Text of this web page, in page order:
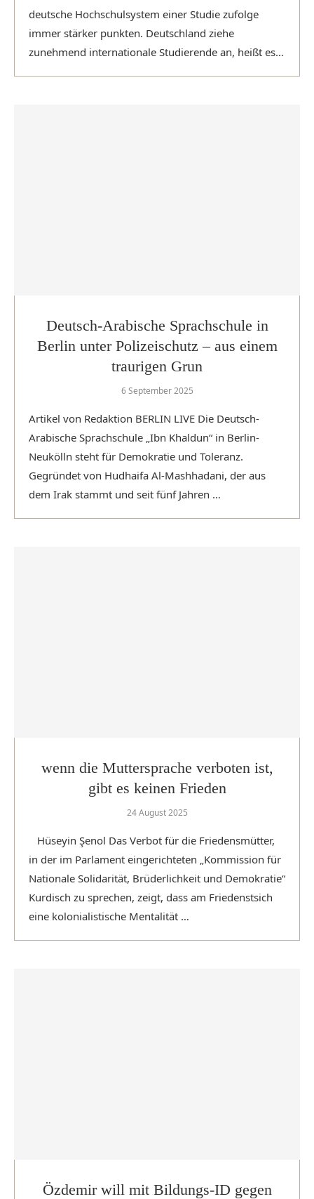
deutsche Hochschulsystem einer Studie zufolge
immer stärker punkten. Deutschland ziehe
zunehmend internationale Studierende an, heißt es
Deutsch-Arabische Sprachschule in
Berlin unter Polizeischutz – aus einem
traurigen Grun
6 September 2025
Artikel von Redaktion BERLIN LIVE Die Deutsch-
Arabische Sprachschule „Ibn Khaldun“ in Berlin-
Neukölln steht für Demokratie und Toleranz.
Gegründet von Hudhaifa Al-Mashhadani, der aus
dem Irak stammt und seit fünf Jahren …
wenn die Muttersprache verboten ist,
gibt es keinen Frieden
24 August 2025
Hüseyin Şenol Das Verbot für die Friedensmütter,
in der im Parlament eingerichteten „Kommission für
Nationale Solidarität, Brüderlichkeit und Demokratie“
Kurdisch zu sprechen, zeigt, dass am Friedenstsich
eine kolonialistische Mentalität …
Özdemir will mit Bildungs-ID gegen